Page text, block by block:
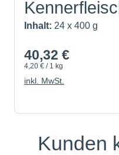
Inhalt: 24 x 400 g
40,32 €
4,20 € / 1 kg
inkl. MwSt.
Produktgalerie
Kunden